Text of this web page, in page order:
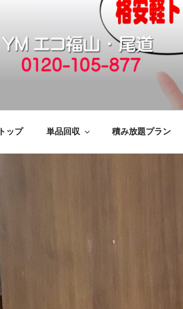
福山市で格安の
廃品回収も対応
引っ越しゴミ・粗大ゴミの片付けをいたし
トップ 単品回収 積み放題プラン